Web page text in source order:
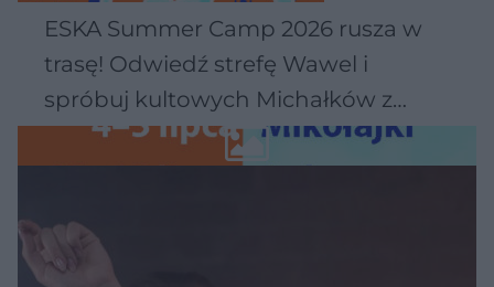
ESKA Summer Camp 2026 rusza w
trasę! Odwiedź strefę Wawel i
spróbuj kultowych Michałków z
Wawelu